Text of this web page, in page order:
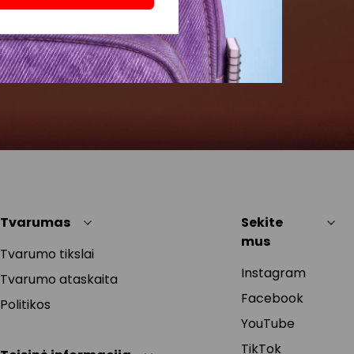
Tvarumas
Tvarumo tikslai
Tvarumo ataskaita
Politikos
Sekite
mus
Instagram
Facebook
YouTube
TikTok